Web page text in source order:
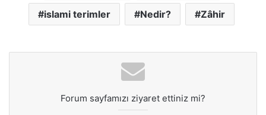
islami terimler Nedir? Zâhir
Forum sayfamızı ziyaret ettiniz mi?